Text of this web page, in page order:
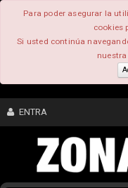
Para poder asegurar la
cookies
Si usted continúa
ENTRA
CONTENIDO